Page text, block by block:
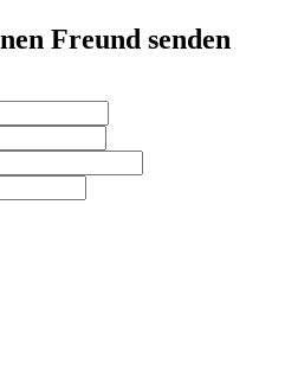
Freund senden